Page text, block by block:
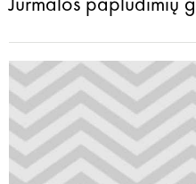
Jūrmalos paplūdimių